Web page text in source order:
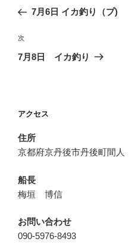
ナ
ビ
ゲ
ン
の
稿
7月6日 イカ釣り（プ)
次
の
次
7月8日 イカ釣り
アクセス
住所
京都府京丹後市丹後町間人
船長
梅垣 博信
お問い合わせ
090-5976-8493